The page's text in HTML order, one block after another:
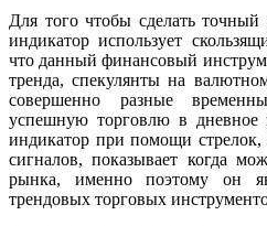
Для того чтобы сделать
индикатор использует
что данный финансовый
тренда, спекулянты на
совершенно разные
успешную торговлю в дневное
индикатор при помощи стрелок,
сигналов, показывает когда
рынка, именно поэтому он
трендовых торговых